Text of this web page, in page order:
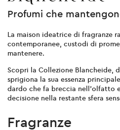
Profumi che
La maison ideatrice di fragranze
contemporanee, custodi di
mantenere.
Scopri la Collezione Blancheide,
sprigiona la sua essenza
dardo che fa breccia nell’olfatto
decisione nella restante sfera
Fragranze